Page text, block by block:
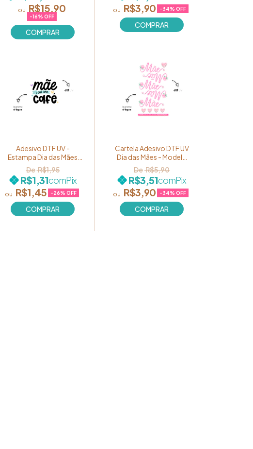
R$15,90
-16% OFF
R$3,90 -34% OFF
Adesivo DTF UV -
Estampa Dia das Mães
"Mãe que ama café" Ref.
064
R$1,45 -26% OFF
R$1,95
R$1,31comPix
Cartela Adesivo DTF UV
Dia das Mães - Modelo
Palavra "Mãe" em ROSA
(+ flores) Ref. MOM10
R$3,90 -34% OFF
R$5,90
R$3,51comPix